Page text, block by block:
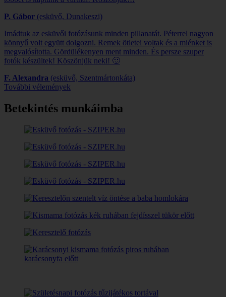
P. Gábor (esküvő, Dunakeszi)
Imádtuk az esküvői fotózásunk minden pillanatát. Péterrel nagyon
könnyű volt együtt dolgozni. Remek ötletei voltak és a miénket is
megvalósította. Gördülékenyen ment minden. És persze szuper
fotók készültek! Köszönjük neki! 🙂
F. Alexandra (esküvő, Szentmártonkáta)
További vélemények
Betekintés munkáimba